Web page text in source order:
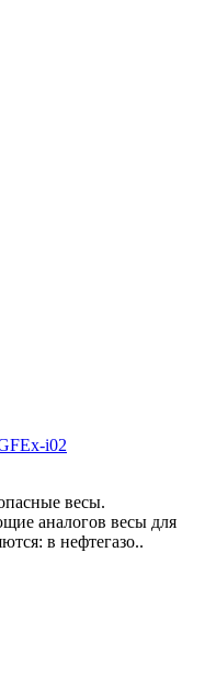
i02
весы.
аналогов весы для
в нефтегазо..